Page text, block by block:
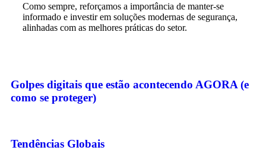
Como sempre, reforçamos a importância de manter-se
informado e investir em soluções modernas de segurança,
alinhadas com as melhores práticas do setor.
Golpes digitais que estão acontecendo AGORA (e
como se proteger)
Tendências Globais